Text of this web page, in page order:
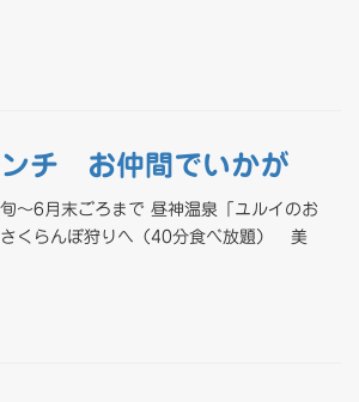
ンチ お仲間でいかが
～6月末ごろまで 昼神温泉「ユルイのお
くらんぼ狩りへ（40分食べ放題） 美